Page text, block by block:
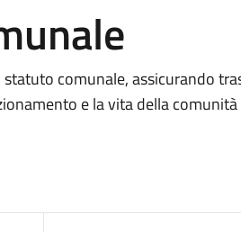
comunale, assicurando
e la vita della comunità